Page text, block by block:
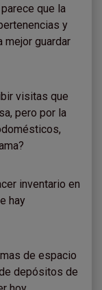
que la
y
mejor guardar
visitas que
pero por la
inventario en
hay
de espacio
depósitos de